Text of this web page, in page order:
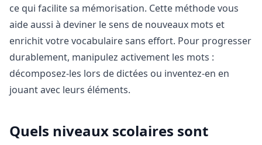
ce qui facilite sa mémorisation. Cette méthode vous
aide aussi à deviner le sens de nouveaux mots et
enrichit votre vocabulaire sans effort. Pour progresser
durablement, manipulez activement les mots :
décomposez-les lors de dictées ou inventez-en en
jouant avec leurs éléments.
Quels niveaux scolaires sont